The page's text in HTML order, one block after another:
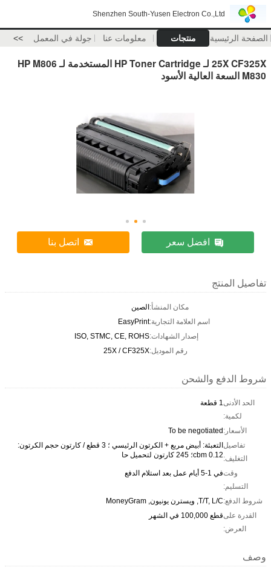
Shenzhen South-Yusen Electron Co.,Ltd
الصفحة الرئيسية منتجات معلومات عنا جولة في المعمل >>
25X CF325X لـ HP Toner Cartridge المستخدمة لـ HP M806
M830 السعة العالية الأسود
افضل سعر اتصل بنا
تفاصيل المنتج
مكان المنشأ:الصين
اسم العلامة التجارية:EasyPrint
إصدار الشهادات:ISO, STMC, CE, ROHS
رقم الموديل:25X / CF325X
شروط الدفع والشحن
الحد الأدنى
لكمية:
1 قطعة
الأسعار:To be negotiated
تفاصيل
التغليف:
التعبئة: أبيض مربع + الكرتون الرئيسي ؛ 3 قطع / كارتون حجم الكرتون:
0.12 cbm؛ 245 كارتون لتحميل حا
وقت
التسليم:
في 1-5 أيام عمل بعد استلام الدفع
شروط الدفع:T/T, L/C, ويسترن يونيون, MoneyGram
القدرة على
العرض:
قطع 100,000 في الشهر
وصف